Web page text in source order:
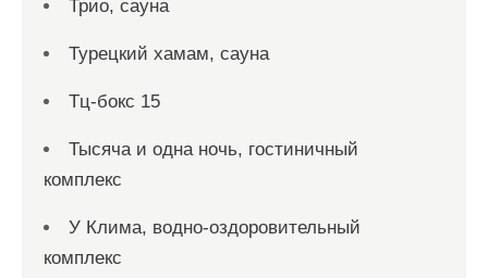
Трио, сауна
Турецкий хамам, сауна
Тц-бокс 15
Тысяча и одна ночь, гостиничный
комплекс
У Клима, водно-оздоровительный
комплекс